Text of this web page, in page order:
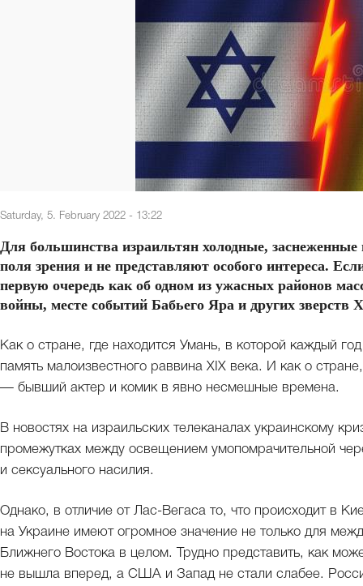
Saturday, 5. February 2022 - 13:22
Для большинства израильтян холодные,
поля зрения и не представляют особого интереса.
первую очередь как об одном из ужасных районов
войны, месте событий Бабьего Яра и других зверств
Как о стране, где находится Умань, в которой каждый
память малоизвестного раввина XIX века. И как о
— бывший актер и комик в явно несмешные времена.
В новостях на израильских телеканалах украинскому
промежутках между освещением умопомрачительной
и сексуального насилия.
Однако, в отличие от Лас-Вегаса то, что происходит в
на Украине имеют огромное значение не только для
Ближнего Востока в целом. Трудно представить, как
не вышла вперед, а США и Запад не стали слабее.